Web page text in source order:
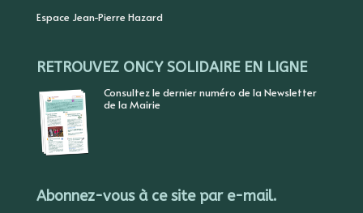
Espace Jean-Pierre Hazard
RETROUVEZ ONCY SOLIDAIRE EN LIGNE
Consultez le dernier numéro de la Newsletter
de la Mairie
Abonnez-vous à ce site par e-mail.